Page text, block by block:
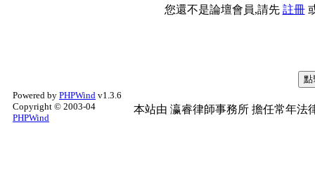
您還不是論壇會員,請先 註冊
Powered by PHPWind v1.3.6
Copyright © 2003-04
PHPWind
本站由 瀛睿律師事務所 擔任常年法